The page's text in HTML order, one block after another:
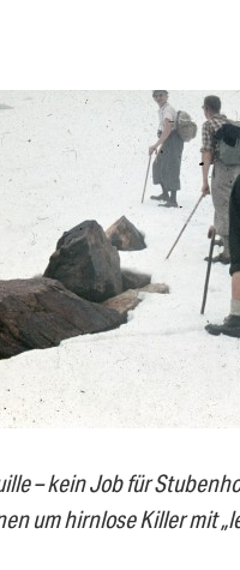
– kein Job für
um hirnlose Killer mit